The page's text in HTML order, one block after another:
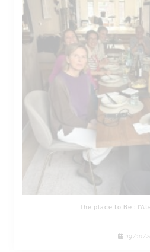
The place to Be :
19/10/